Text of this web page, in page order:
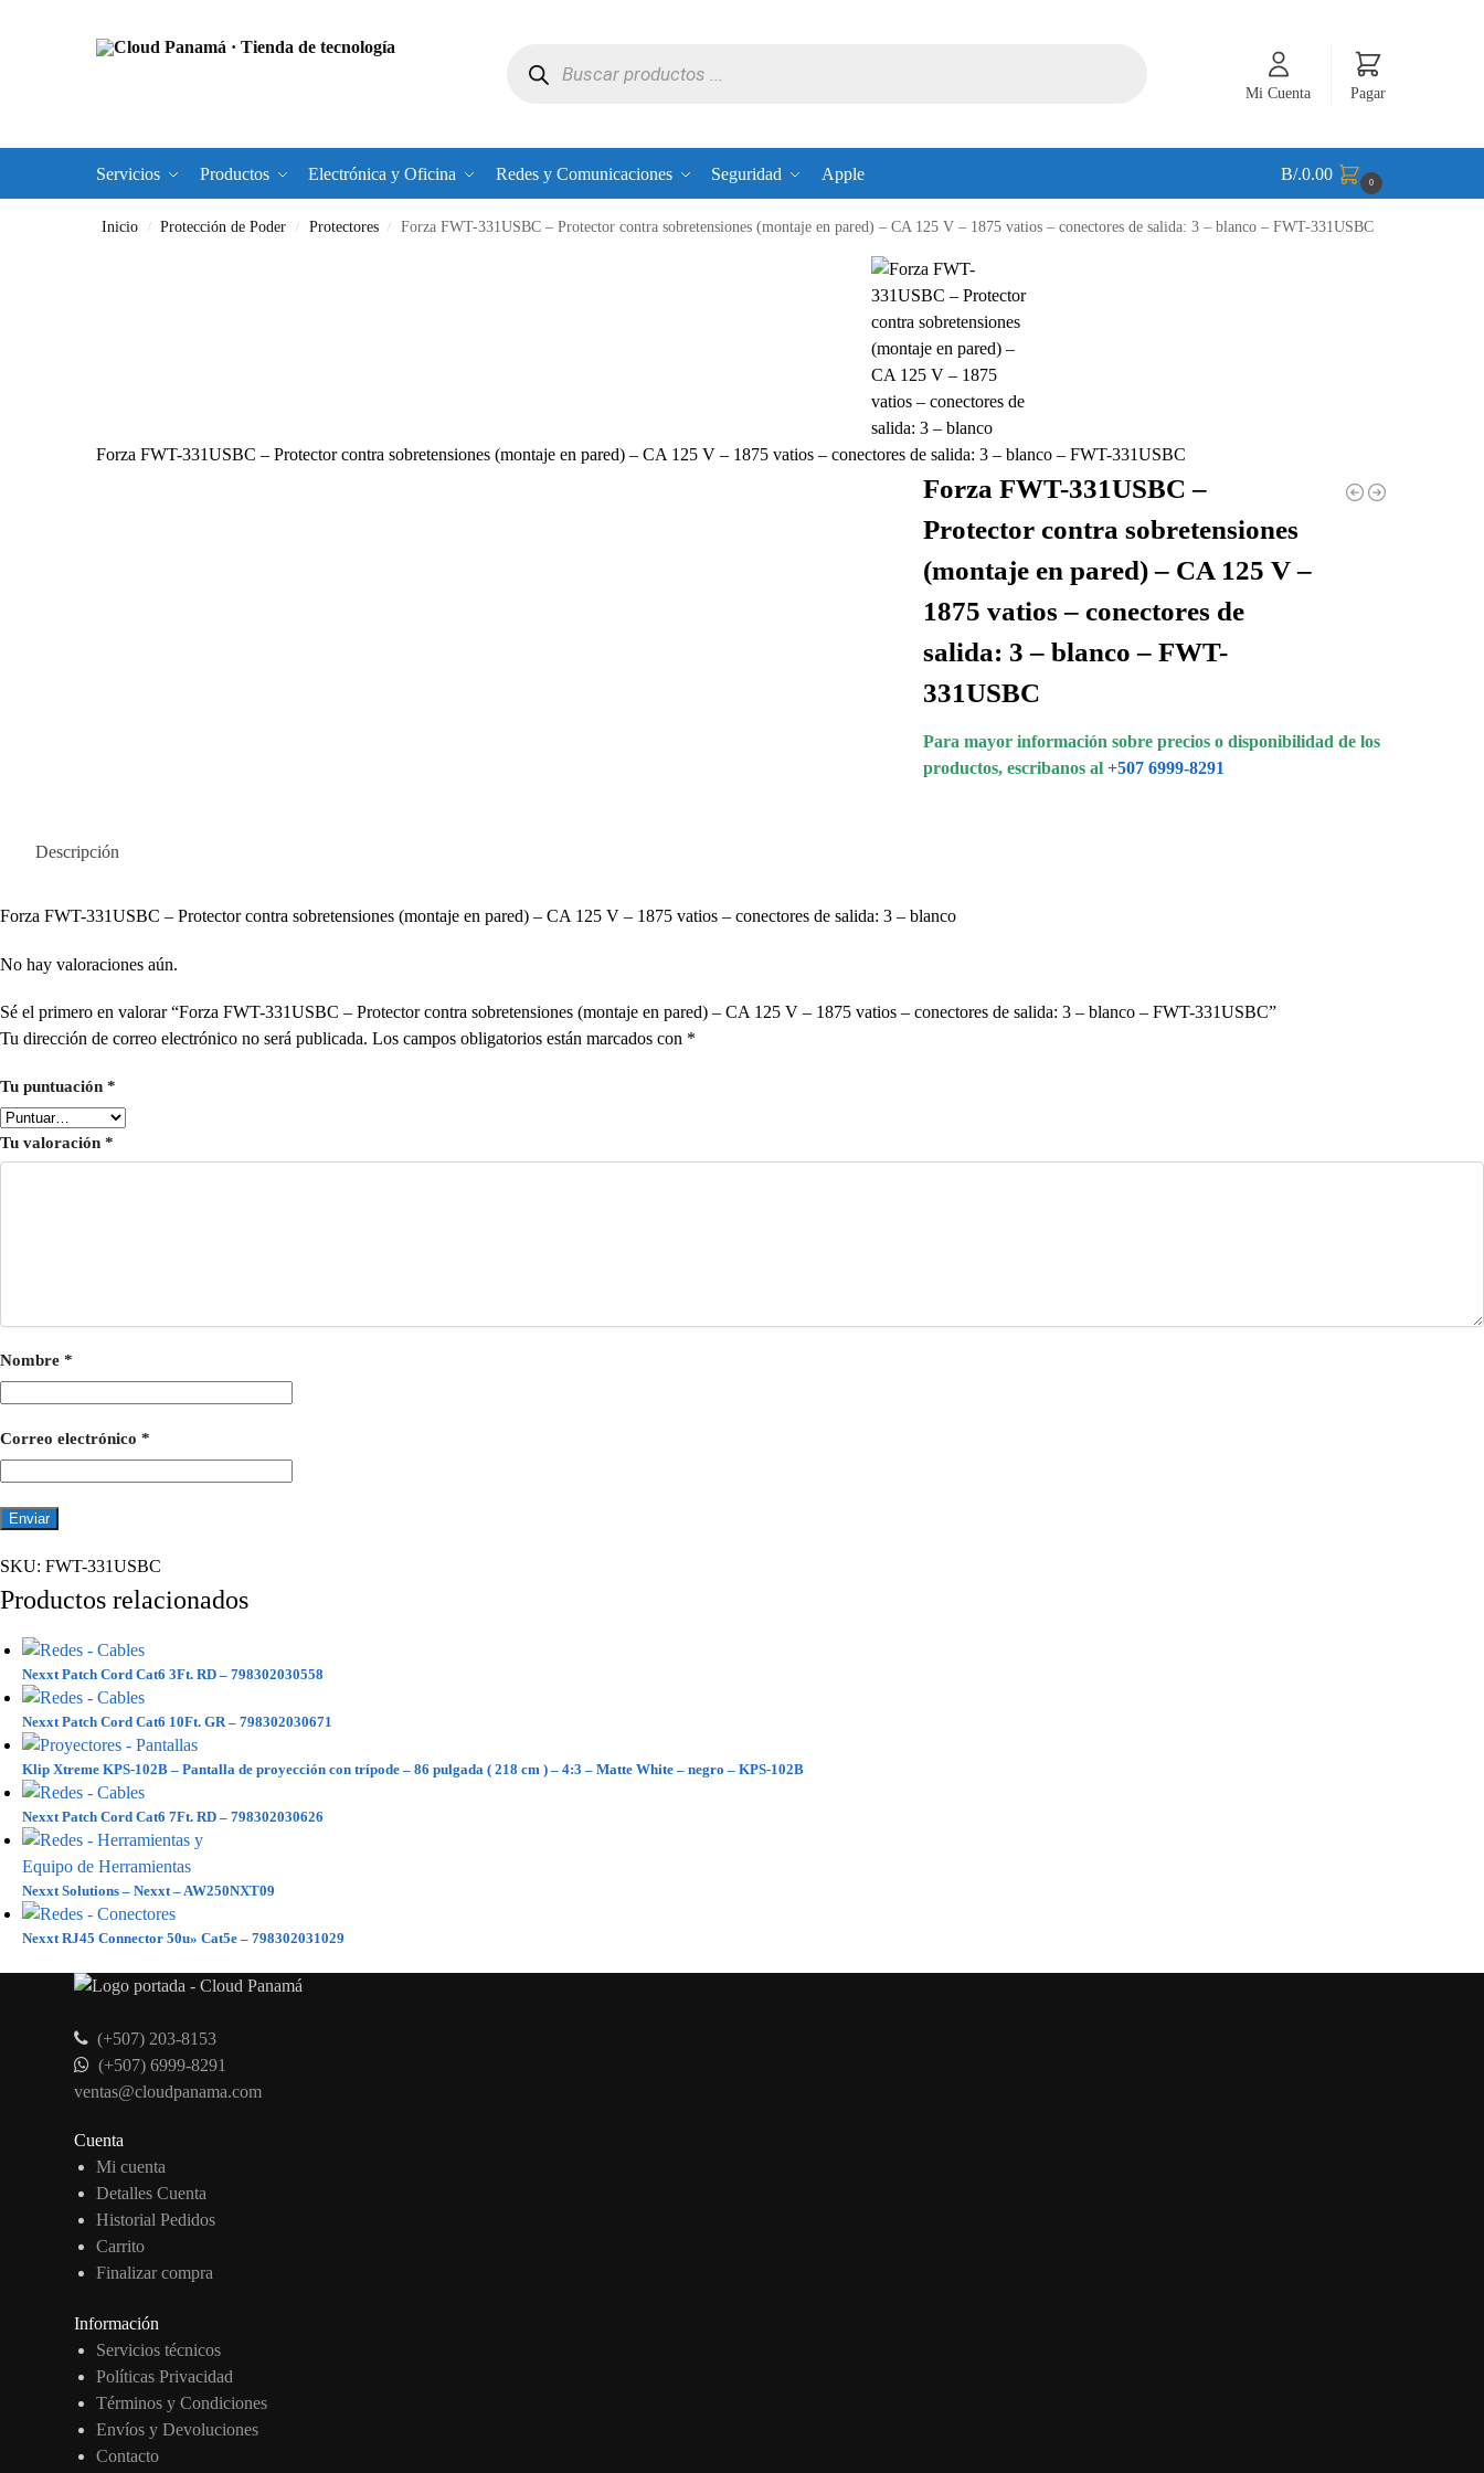
Mi Cuenta Pagar
Servicios Productos Electrónica y Oficina Redes y Comunicaciones Seguridad Apple B/.0.00 0
Inicio / Protección de Poder / Protectores / Forza FWT-331USBC – Protector contra sobretensiones (montaje en pared) – CA 125 V – 1875 vatios – conectores de salida: 3 – blanco – FWT-331USBC
Forza FWT-331USBC – Protector contra sobretensiones (montaje en pared) – CA 125 V – 1875 vatios – conectores de salida: 3 – blanco – FWT-331USBC
Forza FWT-331USBC –
Protector contra sobretensiones
(montaje en pared) – CA 125 V –
1875 vatios – conectores de
salida: 3 – blanco – FWT-
331USBC
Para mayor información sobre precios o disponibilidad de los
productos, escribanos al +507 6999-8291
Descripción
Forza FWT-331USBC – Protector contra sobretensiones (montaje en pared) – CA 125 V – 1875 vatios – conectores de salida: 3 – blanco
No hay valoraciones aún.
Sé el primero en valorar “Forza FWT-331USBC – Protector contra sobretensiones (montaje en pared) – CA 125 V – 1875 vatios – conectores de salida: 3 – blanco – FWT-331USBC”
Tu dirección de correo electrónico no será publicada. Los campos obligatorios están marcados con *
Tu puntuación *
Tu valoración *
Nombre *
Correo electrónico *
SKU: FWT-331USBC
Productos relacionados
Nexxt Patch Cord Cat6 3Ft. RD – 798302030558
Nexxt Patch Cord Cat6 10Ft. GR – 798302030671
Klip Xtreme KPS-102B – Pantalla de proyección con trípode – 86 pulgada ( 218 cm ) – 4:3 – Matte White – negro – KPS-102B
Nexxt Patch Cord Cat6 7Ft. RD – 798302030626
Nexxt Solutions – Nexxt – AW250NXT09
Nexxt RJ45 Connector 50u» Cat5e – 798302031029
(+507) 203-8153
(+507) 6999-8291
ventas@cloudpanama.com
Cuenta
Mi cuenta
Detalles Cuenta
Historial Pedidos
Carrito
Finalizar compra
Información
Servicios técnicos
Políticas Privacidad
Términos y Condiciones
Envíos y Devoluciones
Contacto